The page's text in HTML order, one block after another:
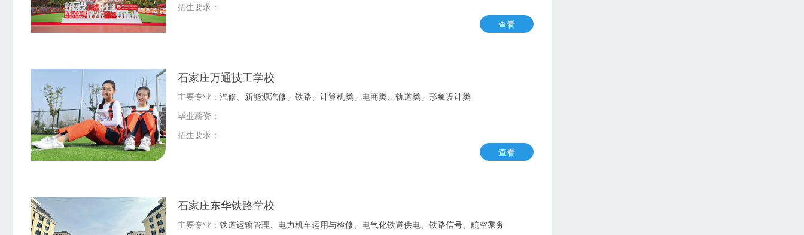
招生要求：
查看
石家庄万通技工学校
主要专业： 汽修、新能源汽修、铁路、计算机类、电商类、轨道类、形象设计类
毕业薪资：
招生要求：
查看
石家庄东华铁路学校
主要专业： 铁道运输管理、电力机车运用与检修、电气化铁道供电、铁路信号、航空乘务